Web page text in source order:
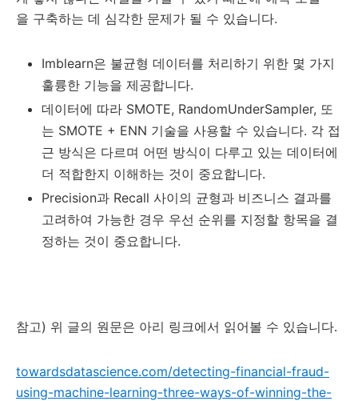
을 구축하는 데 심각한 문제가 될 수 있습니다.
Imblearn은 불균형 데이터를 처리하기 위한 몇 가지
훌륭한 기능을 제공합니다.
데이터에 따라 SMOTE, RandomUnderSampler, 또
는 SMOTE + ENN 기술을 사용할 수 있습니다. 각 접
근 방식은 다르며 어떤 방식이 다루고 있는 데이터에
더 적합한지 이해하는 것이 중요합니다.
Precision과 Recall 사이의 균형과 비즈니스 결과를
고려하여 가능한 경우 우선 순위를 지정할 항목을 결
정하는 것이 중요합니다.
참고) 위 글의 원문은 아리 링크에서 읽어볼 수 있습니다.
towardsdatascience.com/detecting-financial-fraud-
using-machine-learning-three-ways-of-winning-the-